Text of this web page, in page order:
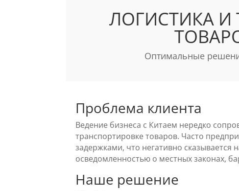
ЛОГИСТИКА И
Оптимальные
Проблема клиента
Ведение бизнеса с Китаем нередко
транспортировке товаров. Часто
задержками, что негативно сказывается
осведомленностью о местных законах,
Наше решение